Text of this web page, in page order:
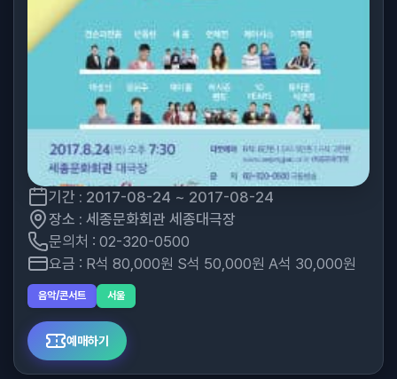
기간 : 2017-08-24 ~ 2017-08-24
장소 : 세종문화회관 세종대극장
문의처 : 02-320-0500
요금 : R석 80,000원 S석 50,000원 A석 30,000원
음악/콘서트 서울
예매하기